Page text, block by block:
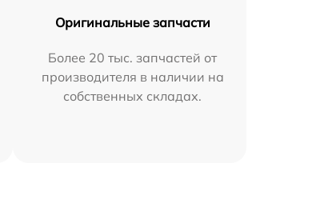
Оригинальные запчасти
Более 20 тыс. запчастей от
производителя в наличии на
собственных складах.